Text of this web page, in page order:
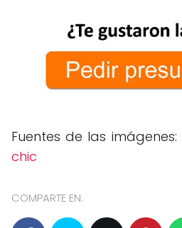
Fuentes de las imágenes:
chic
COMPARTE EN: